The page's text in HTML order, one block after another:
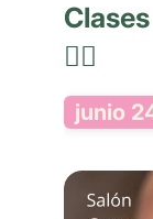
🧘‍♂️
junio